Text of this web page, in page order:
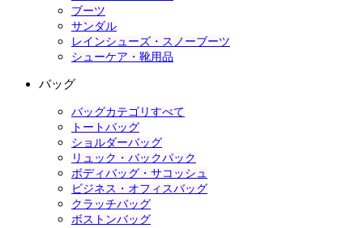
ブーツ
サンダル
レインシューズ・スノーブーツ
シューケア・靴用品
バッグ
バッグカテゴリすべて
トートバッグ
ショルダーバッグ
リュック・バックパック
ボディバッグ・サコッシュ
ビジネス・オフィスバッグ
クラッチバッグ
ボストンバッグ